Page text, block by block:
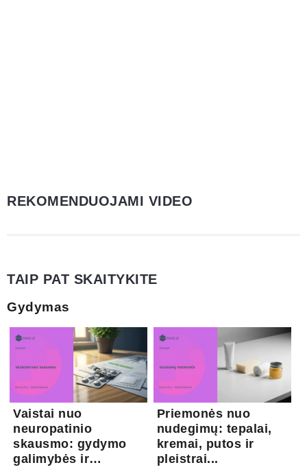
REKOMENDUOJAMI VIDEO
TAIP PAT SKAITYKITE
Gydymas
Vaistai nuo
neuropatinio
skausmo: gydymo
galimybės ir
Priemonės nuo
nudegimų: tepalai,
kremai, putos ir
pleistrai...